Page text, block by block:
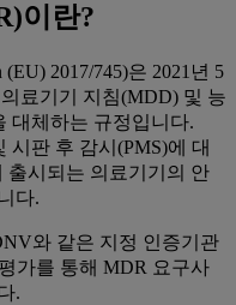
이란?
2017/745)은 2021년 5
료기기 지침(MDD) 및 능
대체하는 규정입니다.
판 후 감시(PMS)에 대
출시되는 의료기기의 안
다.
와 같은 지정 인증기관
가를 통해 MDR 요구사
.